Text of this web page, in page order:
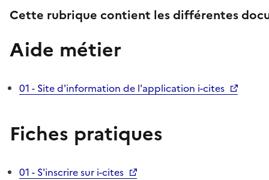
Cette rubrique contient les différentes
Aide métier
01 - Site d'information de l'application i-cites
Fiches pratiques
01 - S'inscrire sur i-cites